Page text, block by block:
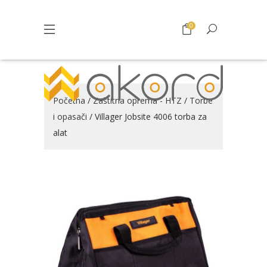
0
Početna /Zaštitna oprema - HTZ / Torbe
i opasači / Villager Jobsite 4006 torba za
alat